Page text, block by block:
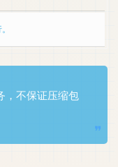
，不保证压缩包